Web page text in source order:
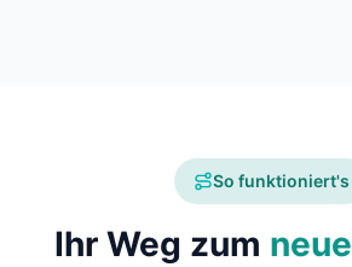
So funktioniert's
Ihr Weg zum